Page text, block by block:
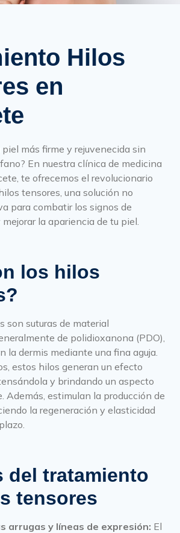
Hilos
en
piel más firme y rejuvenecida sin
En nuestra clínica de medicina
te ofrecemos el revolucionario
tensores, una solución no
para combatir los signos de
la apariencia de tu piel.
los hilos
son suturas de material
de polidioxanona (PDO),
la dermis mediante una fina aguja.
estos hilos generan un efecto
y brindando un aspecto
Además, estimulan la producción de
la regeneración y elasticidad
del tratamiento
tensores
arrugas y líneas de expresión: El